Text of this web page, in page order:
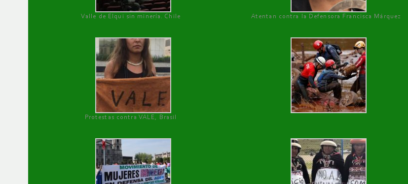
Valle de Elqui sin minería. Chile Atentan contra la Defensora Francisca Márquez
Protestas contra VALE, Brasil